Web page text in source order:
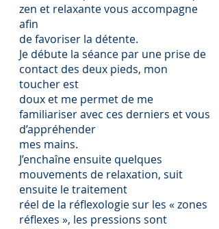
zen et relaxante vous accompagne
afin
de favoriser la détente.
Je débute la séance par une prise de
contact des deux pieds, mon
toucher est
doux et me permet de me
familiariser avec ces derniers et vous
d’appréhender
mes mains.
J’enchaîne ensuite quelques
mouvements de relaxation, suit
ensuite le traitement
réel de la réflexologie sur les « zones
réflexes », les pressions sont